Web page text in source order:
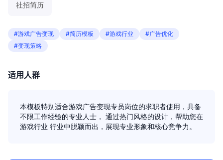
社招简历
#游戏广告变现 #简历模板 #游戏行业
#广告优化
#变现策略
适用人群
本模板特别适合游戏广告变现专员岗位的求职者使用，具备
不限工作经验的专业人士， 通过热门风格的设计，帮助您在
游戏行业 行业中脱颖而出，展现专业形象和核心竞争力。